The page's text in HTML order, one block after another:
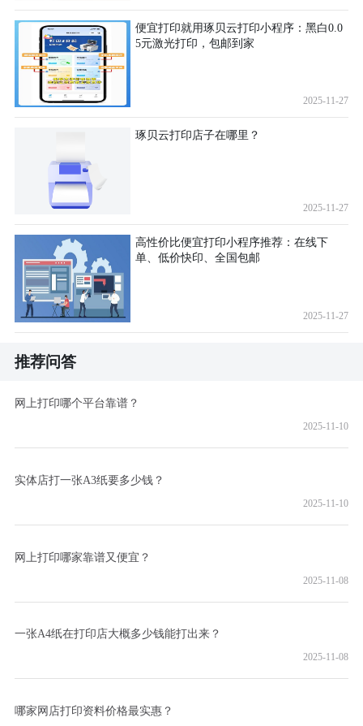
便宜打印就用琢贝云打印小程序：黑白0.0
5元激光打印，包邮到家
2025-11-27
琢贝云打印店子在哪里？
2025-11-27
高性价比便宜打印小程序推荐：在线下
单、低价快印、全国包邮
2025-11-27
推荐问答
网上打印哪个平台靠谱？
2025-11-10
实体店打一张A3纸要多少钱？
2025-11-10
网上打印哪家靠谱又便宜？
2025-11-08
一张A4纸在打印店大概多少钱能打出来？
2025-11-08
哪家网店打印资料价格最实惠？